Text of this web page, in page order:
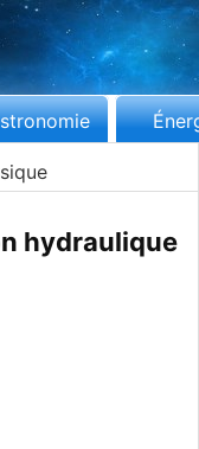
hydraulique